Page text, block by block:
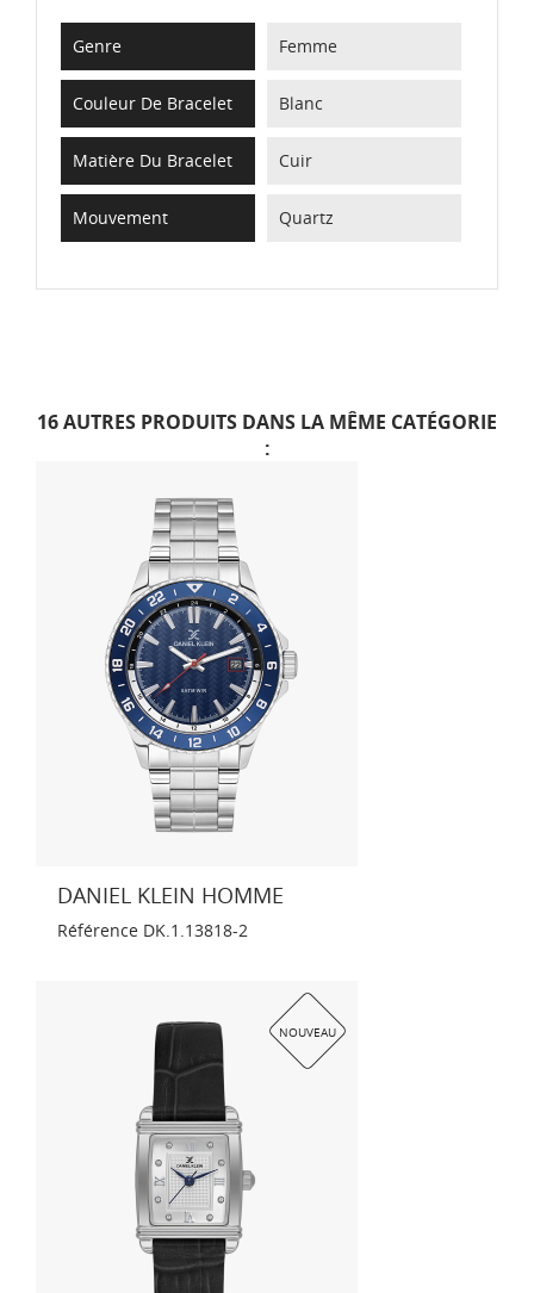
Genre Femme
Couleur De Bracelet Blanc
Matière Du Bracelet Cuir
Mouvement Quartz
16 AUTRES PRODUITS DANS LA MÊME CATÉGORIE
:
DANIEL KLEIN HOMME
Référence DK.1.13818-2
NOUVEAU